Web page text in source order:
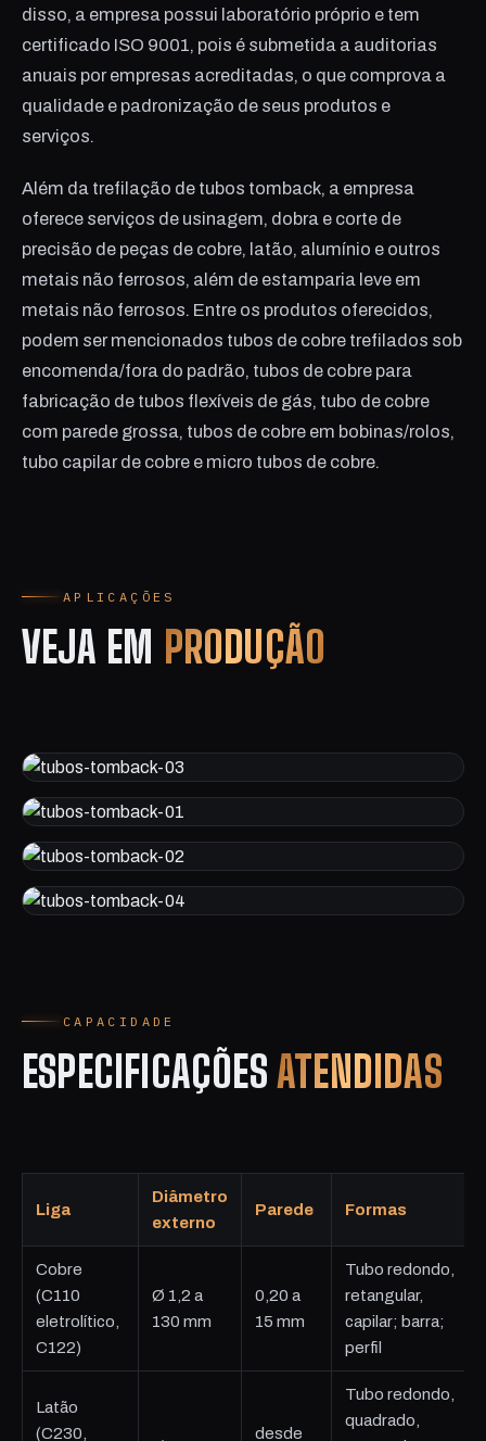
disso, a empresa possui laboratório próprio e tem
certificado ISO 9001, pois é submetida a auditorias
anuais por empresas acreditadas, o que comprova a
qualidade e padronização de seus produtos e
serviços.
Além da trefilação de tubos tomback, a empresa
oferece serviços de usinagem, dobra e corte de
precisão de peças de cobre, latão, alumínio e outros
metais não ferrosos, além de estamparia leve em
metais não ferrosos. Entre os produtos oferecidos,
podem ser mencionados tubos de cobre trefilados sob
encomenda/fora do padrão, tubos de cobre para
fabricação de tubos flexíveis de gás, tubo de cobre
com parede grossa, tubos de cobre em bobinas/rolos,
tubo capilar de cobre e micro tubos de cobre.
APLICAÇÕES
VEJA EM PRODUÇÃO
CAPACIDADE
ESPECIFICAÇÕESATENDIDAS
Liga
Diâmetro
externo
Parede Formas
Cobre
(C110
eletrolítico,
C122)
Ø 1,2 a
130 mm
0,20 a
15 mm
Tubo redondo,
retangular,
capilar; barra;
perfil
Latão
(C230,
desde
Tubo redondo,
quadrado,